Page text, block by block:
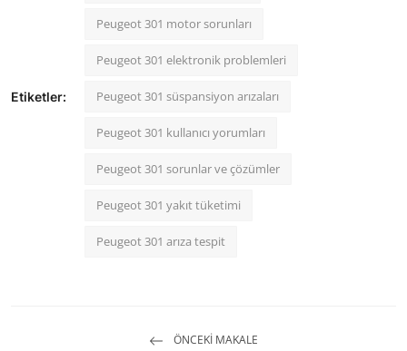
Etiketler:
Peugeot 301 motor sorunları
Peugeot 301 elektronik problemleri
Peugeot 301 süspansiyon arızaları
Peugeot 301 kullanıcı yorumları
Peugeot 301 sorunlar ve çözümler
Peugeot 301 yakıt tüketimi
Peugeot 301 arıza tespit
ÖNCEKI MAKALE